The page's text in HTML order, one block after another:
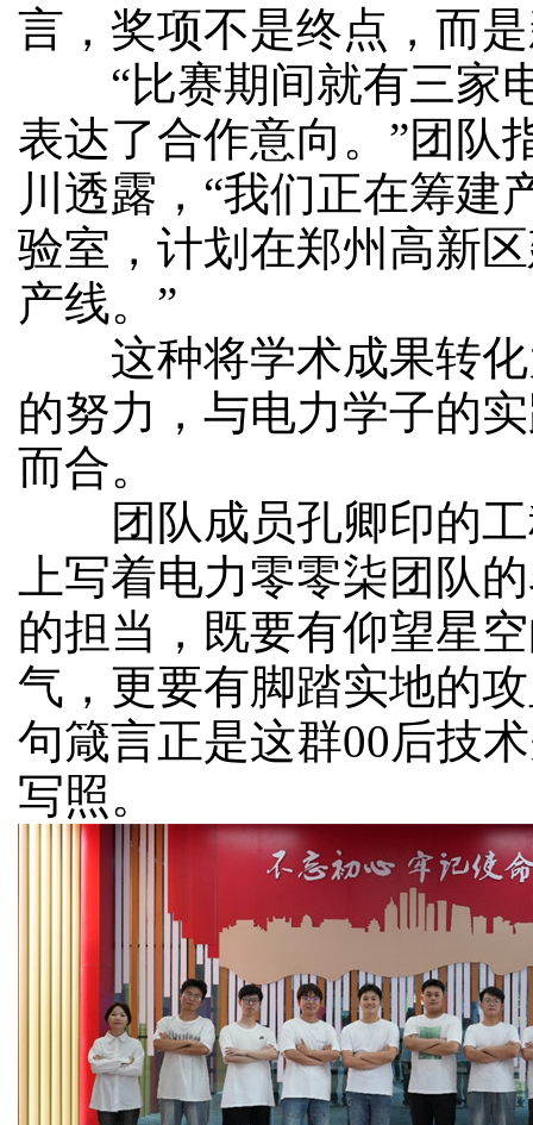
言，奖项不是终点，而
“比赛期间就有三家
表达了合作意向。”团队
川透露，“我们正在筹建
验室，计划在郑州高新
产线。”
这种将学术成果转化
的努力，与电力学子的
而合。
团队成员孔卿印的工
上写着电力零零柒团队
的担当，既要有仰望星
气，更要有脚踏实地的
句箴言正是这群00后技
写照。